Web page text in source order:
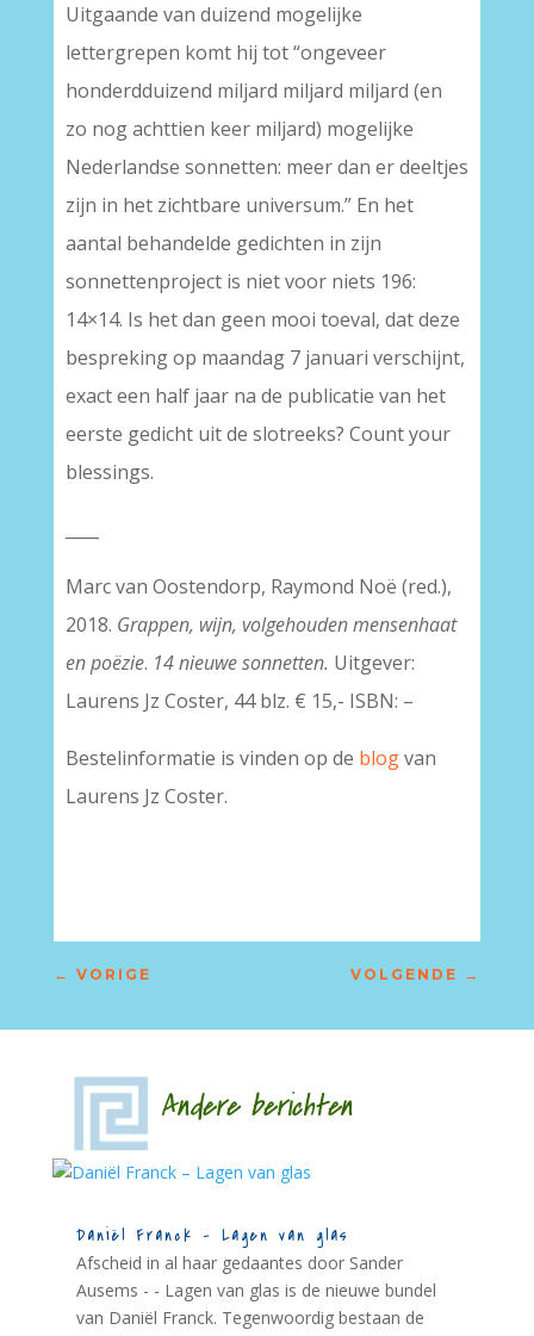
Uitgaande van duizend mogelijke
lettergrepen komt hij tot “ongeveer
honderdduizend miljard miljard miljard (en
zo nog achttien keer miljard) mogelijke
Nederlandse sonnetten: meer dan er deeltjes
zijn in het zichtbare universum.” En het
aantal behandelde gedichten in zijn
sonnettenproject is niet voor niets 196:
14×14. Is het dan geen mooi toeval, dat deze
bespreking op maandag 7 januari verschijnt,
exact een half jaar na de publicatie van het
eerste gedicht uit de slotreeks? Count your
blessings.
Marc van Oostendorp, Raymond Noë (red.),
2018. Grappen, wijn, volgehouden mensenhaat
en poëzie. 14 nieuwe sonnetten. Uitgever:
Laurens Jz Coster, 44 blz. € 15,- ISBN: –
Bestelinformatie is vinden op de blogvan
Laurens Jz Coster.
← VORIGE VOLGENDE →
Andere berichten
Daniël Franck – Lagen van glas
Afscheid in al haar gedaantes door Sander
Ausems - - Lagen van glas is de nieuwe bundel
van Daniël Franck. Tegenwoordig bestaan de